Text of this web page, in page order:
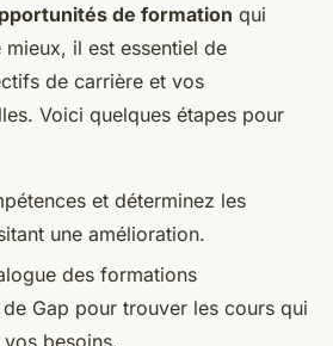
de formation qui
il est essentiel de
de carrière et vos
Voici quelques étapes pour
et déterminez les
une amélioration.
des formations
Gap pour trouver les cours qui